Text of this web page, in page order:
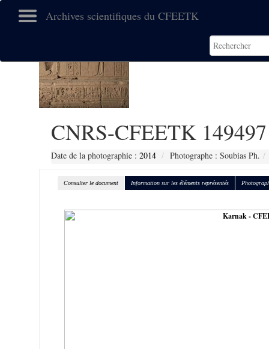
Archives scientifiques du CFEETK
CNRS-CFEETK 149497
Date de la photographie : 2014 Photographe : Soubias Ph.
Consulter le document Information sur les éléments représentés